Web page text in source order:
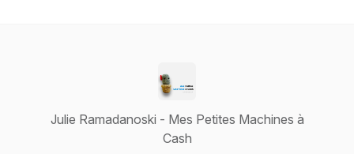
Julie Ramadanoski - Mes Petites Machines à
Cash